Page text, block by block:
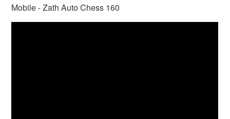
Mobile - Zath Auto Chess 160